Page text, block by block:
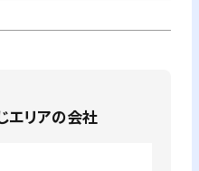
エリアの会社